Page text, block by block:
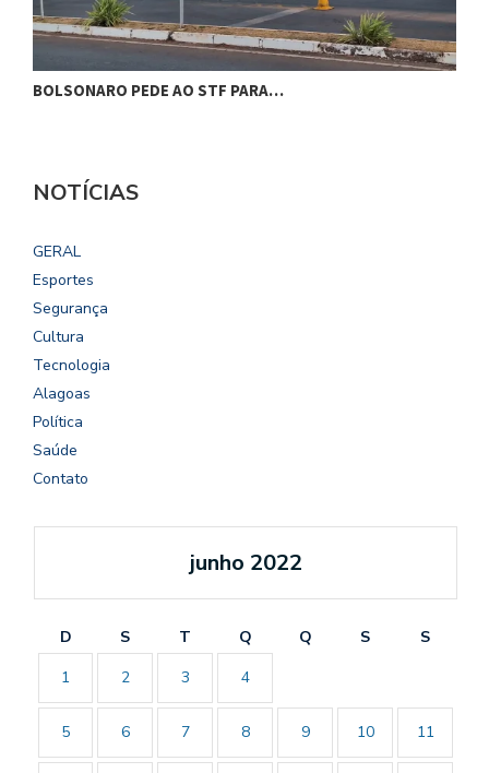
BOLSONARO PEDE AO STF PARA…
NOTÍCIAS
GERAL
Esportes
Segurança
Cultura
Tecnologia
Alagoas
Política
Saúde
Contato
junho 2022
D S T Q Q S
S
1
2 3 4
5 6 7 8 9 10 11